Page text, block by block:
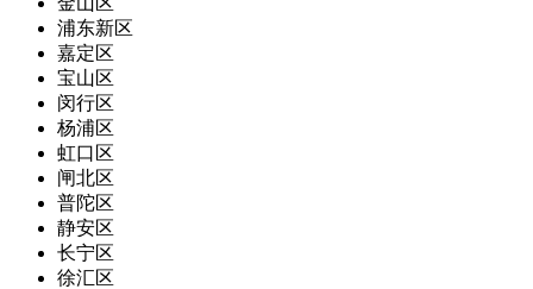
浦东新区
嘉定区
宝山区
闵行区
杨浦区
虹口区
闸北区
普陀区
静安区
长宁区
徐汇区